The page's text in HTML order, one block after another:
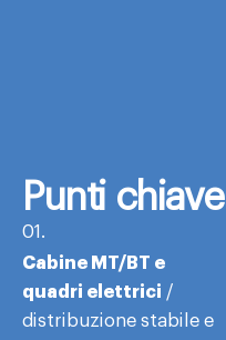
Punti chiave
01.
Cabine MT/BT e
quadri elettrici /
distribuzione stabile e